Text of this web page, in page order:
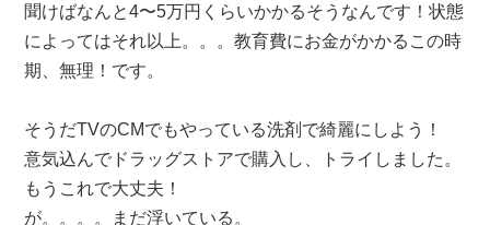
聞けばなんと4〜5万円くらいかかるそうなんです！状態
によってはそれ以上。。。教育費にお金がかかるこの時
期、無理！です。
そうだTVのCMでもやっている洗剤で綺麗にしよう！
意気込んでドラッグストアで購入し、トライしました。
もうこれで大丈夫！
が。。。。まだ浮いている。